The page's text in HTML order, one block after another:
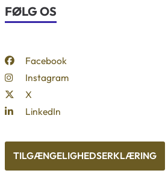
FØLG OS
Facebook
Instagram
X
LinkedIn
TILGÆNGELIGHEDSERKLÆRING